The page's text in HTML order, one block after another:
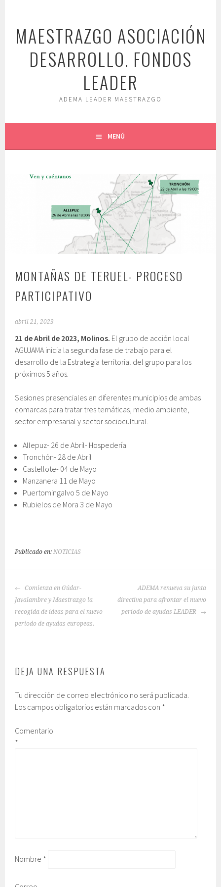
contenido
MAESTRAZGO ASOCIACIÓN
DESARROLLO. FONDOS
LEADER
ADEMA LEADER MAESTRAZGO
MENÚ
MONTAÑAS DE TERUEL- PROCESO
PARTICIPATIVO
abril 21, 2023
21 de Abril de 2023, Molinos. El grupo de acción local
AGUJAMA inicia la segunda fase de trabajo para el
desarrollo de la Estrategia territorial del grupo para los
próximos 5 años.
Sesiones presenciales en diferentes municipios de ambas
comarcas para tratar tres temáticas, medio ambiente,
sector empresarial y sector sociocultural.
Allepuz- 26 de Abril- Hospedería
Tronchón- 28 de Abril
Castellote- 04 de Mayo
Manzanera 11 de Mayo
Puertomingalvo 5 de Mayo
Rubielos de Mora 3 de Mayo
Publicado en:NOTICIAS
NAVEGACIÓN
DE
ENTRADAS
Comienza en Gúdar-
Javalambre y Maestrazgo la
recogida de ideas para el nuevo
periodo de ayudas europeas.
ADEMA renueva su junta
directiva para afrontar el nuevo
periodo de ayudas LEADER
DEJA UNA RESPUESTA
Tu dirección de correo electrónico no será publicada.
Los campos obligatorios están marcados con *
Comentario
*
Nombre *